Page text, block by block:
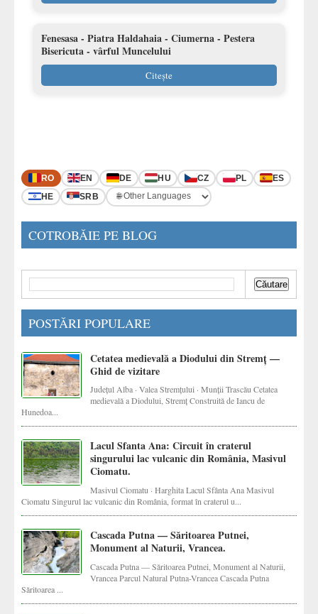
Fenesasa - Piatra Haldahaia - Ciumerna - Pestera
Bisericuta - vârful Muncelului
Citește
RO EN DE HU CZ PL
ES
HE
SRB
COTROBĂIE PE BLOG
POSTĂRI POPULARE
Cetatea medievală a Diodului din Stremț —
Ghid de vizitare
Județul Alba · Valea Stremțului · Munții Trascău Cetatea
medievală a Diodului, Stremț Construită de Iancu de
Hunedoa...
Lacul Sfanta Ana: Circuit în craterul
singurului lac vulcanic din România, Masivul
Ciomatu.
Masivul Ciomatu · Harghita Lacul Sfânta Ana Masivul
Ciomatu Singurul lac vulcanic din România, format în craterul u...
Cascada Putna — Săritoarea Putnei,
Monument al Naturii, Vrancea.
Cascada Putna — Săritoarea Putnei, Monument al Naturii,
Vrancea Parcul Natural Putna-Vrancea Cascada Putna
Săritoarea ...